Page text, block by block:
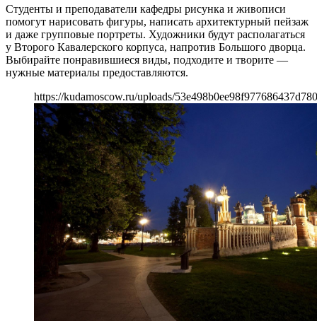
Студенты и преподаватели кафедры рисунка и живописи
помогут нарисовать фигуры, написать архитектурный пейзаж
и даже групповые портреты. Художники будут располагаться
у Второго Кавалерского корпуса, напротив Большого дворца.
Выбирайте понравившиеся виды, подходите и творите —
нужные материалы предоставляются.
https://kudamoscow.ru/uploads/